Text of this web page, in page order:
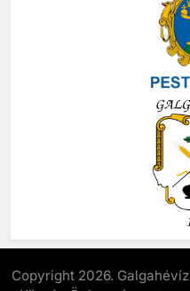
Copyright 2026. Galgahévíz